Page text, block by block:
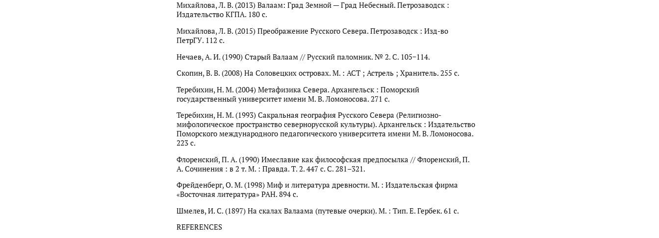
Михайлова, Л. В. (2013) Валаам: Град Земной — Град Небесный. Петрозаводск :
Издательство КГПА. 180 с.
Михайлова, Л. В. (2015) Преображение Русского Севера. Петрозаводск : Изд-во
ПетрГУ. 112 с.
Нечаев, А. И. (1990) Старый Валаам // Русский паломник. № 2. С. 105−114.
Скопин, В. В. (2008) На Соловецких островах. М. : АСТ ; Астрель ; Хранитель. 255 с.
Теребихин, Н. М. (2004) Метафизика Севера. Архангельск : Поморский
государственный университет имени М. В. Ломоносова. 271 с.
Теребихин, Н. М. (1993) Сакральная география Русского Севера (Религиозно-
мифологическое пространство севернорусской культуры). Архангельск : Издательство
Поморского международного педагогического университета имени М. В. Ломоносова.
223 с.
Флоренский, П. А. (1990) Имеславие как философская предпосылка // Флоренский, П.
А. Сочинения : в 2 т. М. : Правда. Т. 2. 447 с. С. 281–321.
Фрейденберг, О. М. (1998) Миф и литература древности. М. : Издательская фирма
«Восточная литература» РАН. 894 с.
Шмелев, И. С. (1897) На скалах Валаама (путевые очерки). М. : Тип. Е. Гербек. 61 с.
REFERENCES